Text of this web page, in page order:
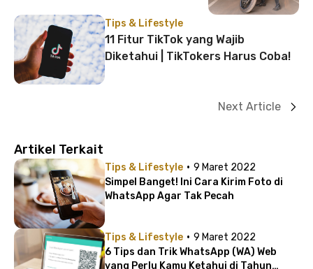
Tips & Lifestyle
11 Fitur TikTok yang Wajib
Diketahui | TikTokers Harus Coba!
Next Article
Artikel Terkait
Tips & Lifestyle · 9 Maret 2022
Simpel Banget! Ini Cara Kirim Foto di
WhatsApp Agar Tak Pecah
Tips & Lifestyle · 9 Maret 2022
6 Tips dan Trik WhatsApp (WA) Web
yang Perlu Kamu Ketahui di Tahun